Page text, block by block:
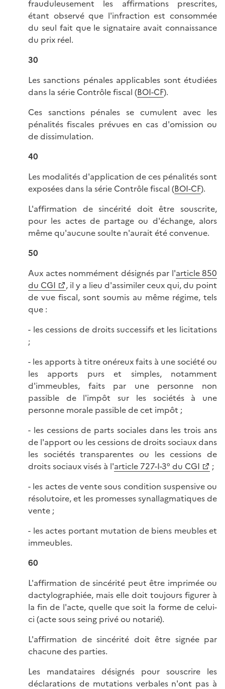
frauduleusement les affirmations prescrites,
étant observé que l'infraction est consommée
du seul fait que le signataire avait connaissance
du prix réel.
30
Les sanctions pénales applicables sont étudiées
dans la série Contrôle fiscal (BOI-CF).
Ces sanctions pénales se cumulent avec les
pénalités fiscales prévues en cas d'omission ou
de dissimulation.
40
Les modalités d'application de ces pénalités sont
exposées dans la série Contrôle fiscal (BOI-CF).
L'affirmation de sincérité doit être souscrite,
pour les actes de partage ou d'échange, alors
même qu'aucune soulte n'aurait été convenue.
50
Aux actes nommément désignés par l'article 850
du CGI
, il y a lieu d'assimiler ceux qui, du point
de vue fiscal, sont soumis au même régime, tels
que :
- les cessions de droits successifs et les licitations
;
- les apports à titre onéreux faits à une société ou
les apports purs et simples, notamment
d'immeubles, faits par une personne non
passible de l'impôt sur les sociétés à une
personne morale passible de cet impôt ;
- les cessions de parts sociales dans les trois ans
de l'apport ou les cessions de droits sociaux dans
les sociétés transparentes ou les cessions de
droits sociaux visés à l'article 727-I-3° du CGI
;
- les actes de vente sous condition suspensive ou
résolutoire, et les promesses synallagmatiques de
vente ;
- les actes portant mutation de biens meubles et
immeubles.
60
L'affirmation de sincérité peut être imprimée ou
dactylographiée, mais elle doit toujours figurer à
la fin de l'acte, quelle que soit la forme de celui-
ci (acte sous seing privé ou notarié).
L'affirmation de sincérité doit être signée par
chacune des parties.
Les mandataires désignés pour souscrire les
déclarations de mutations verbales n'ont pas à